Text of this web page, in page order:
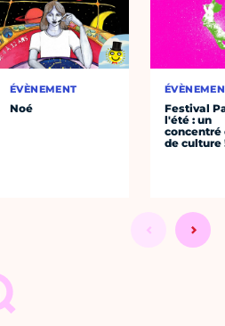
ÉVÈNEMENT
Noé
Festival
l'été : un
concentré
de culture